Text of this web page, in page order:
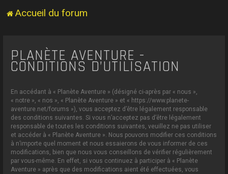
Accueil du forum
PLANÈTE AVENTURE -
CONDITIONS D’UTILISATION
En accédant à « Planète Aventure » (désigné ci-après par « nous »,
« notre », « nos », « Planète Aventure » et « https://www.planete-
aventure.net/forums »), vous acceptez d’être légalement responsable
des conditions suivantes. Si vous n’acceptez pas d’être légalement
responsable de toutes les conditions suivantes, veuillez ne pas utiliser
et accéder à « Planète Aventure ». Nous pouvons modifier ces conditions
à n’importe quel moment et nous essaierons de vous informer de ces
modifications, bien que nous vous conseillons de vérifier régulièrement
par vous-même. En effet, si vous continuez à participer à « Planète
Aventure » après que des modifications aient été effectuées, vous